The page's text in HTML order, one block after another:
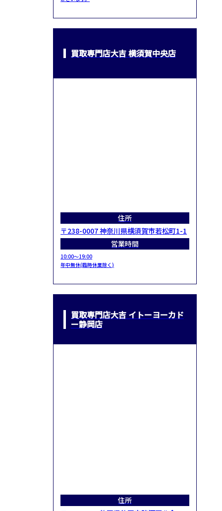
買取専門店大吉 横須賀中央店
住所
〒238-0007 神奈川県横須賀市若松町1-1
営業時間
10:00～19:00
年中無休(臨時休業除く)
買取専門店大吉 イトーヨーカド
ー静岡店
住所